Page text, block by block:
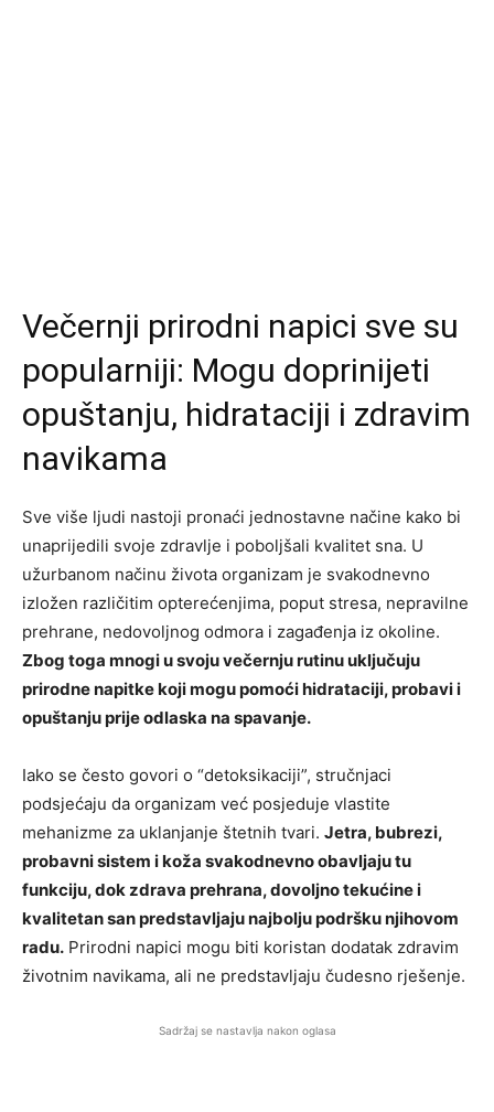
Večernji prirodni napici sve su
popularniji: Mogu doprinijeti
opuštanju, hidrataciji i zdravim
navikama
Sve više ljudi nastoji pronaći jednostavne načine kako bi
unaprijedili svoje zdravlje i poboljšali kvalitet sna. U
užurbanom načinu života organizam je svakodnevno
izložen različitim opterećenjima, poput stresa, nepravilne
prehrane, nedovoljnog odmora i zagađenja iz okoline.
Zbog toga mnogi u svoju večernju rutinu uključuju
prirodne napitke koji mogu pomoći hidrataciji, probavi i
opuštanju prije odlaska na spavanje.
Iako se često govori o “detoksikaciji”, stručnjaci
podsjećaju da organizam već posjeduje vlastite
mehanizme za uklanjanje štetnih tvari. Jetra, bubrezi,
probavni sistem i koža svakodnevno obavljaju tu
funkciju, dok zdrava prehrana, dovoljno tekućine i
kvalitetan san predstavljaju najbolju podršku njihovom
radu. Prirodni napici mogu biti koristan dodatak zdravim
životnim navikama, ali ne predstavljaju čudesno rješenje.
Sadržaj se nastavlja nakon oglasa